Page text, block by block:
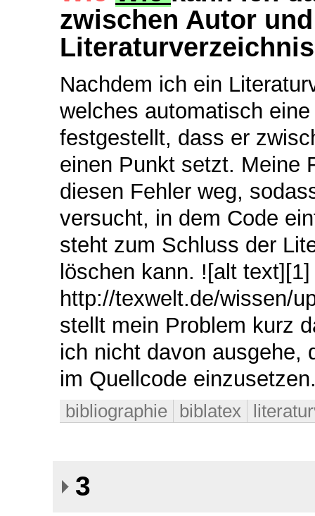
zwischen Autor
Nachdem ich ein
welches automatisch
festgestellt, dass er
einen Punkt setzt. Meine
diesen Fehler weg,
versucht, in dem Code
steht zum Schluss der
löschen kann. ![alt
http://texwelt.de/wissen/
stellt mein Problem kurz
ich nicht davon ausgehe,
im Quellcode
bibliographie biblatex
3